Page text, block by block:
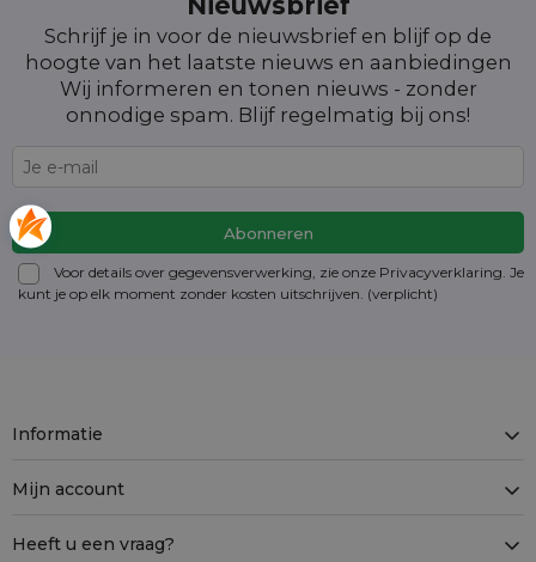
Schrijf je in voor de nieuwsbrief en blijf op de
hoogte van het laatste nieuws en aanbiedingen
Wij informeren en tonen nieuws - zonder
onnodige spam. Blijf regelmatig bij ons!
Voor details over gegevensverwerking, zie onze Privacyverklaring. Je
kunt je op elk moment zonder kosten uitschrijven . (verplicht)
Informatie
Mijn account
Heeft u een vraag?